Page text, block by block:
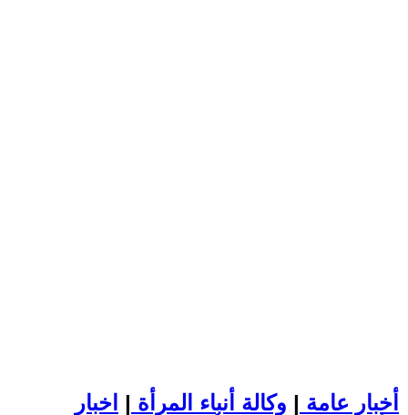
أخبار عامة | وكالة أنباء المرأة | اخبار